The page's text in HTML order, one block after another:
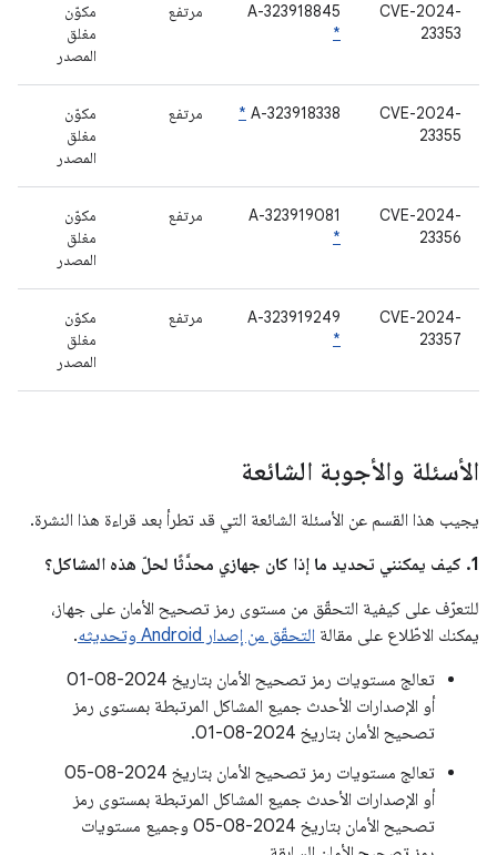
CVE-2024-
23353
A-323918845
*
مرتفع
مكوّن
مغلق
المصدر
‫CVE-2024-
23355
A-323918338
* مرتفع
مكوّن
مغلق
المصدر
CVE-2024-
23356
A-323919081
*
مرتفع
مكوّن
مغلق
المصدر
CVE-2024-
23357
A-323919249
*
مرتفع
مكوّن
مغلق
المصدر
الأسئلة والأجوبة الشائعة
يجيب هذا القسم عن الأسئلة الشائعة التي قد تطرأ بعد قراءة هذا النشرة.
1. كيف يمكنني تحديد ما إذا كان جهازي محدَّثًا لحلّ هذه المشاكل؟
للتعرّف على كيفية التحقّق من مستوى رمز تصحيح الأمان على جهاز،
يمكنك الاطّلاع على مقالة التحقّق من إصدار Android وتحديثه
.
تعالج مستويات رمز تصحيح الأمان بتاريخ 2024-08-01
أو الإصدارات الأحدث جميع المشاكل المرتبطة بمستوى رمز
تصحيح الأمان بتاريخ 2024-08-01.
تعالج مستويات رمز تصحيح الأمان بتاريخ 2024-08-05
أو الإصدارات الأحدث جميع المشاكل المرتبطة بمستوى رمز
تصحيح الأمان بتاريخ 2024-08-05 وجميع مستويات